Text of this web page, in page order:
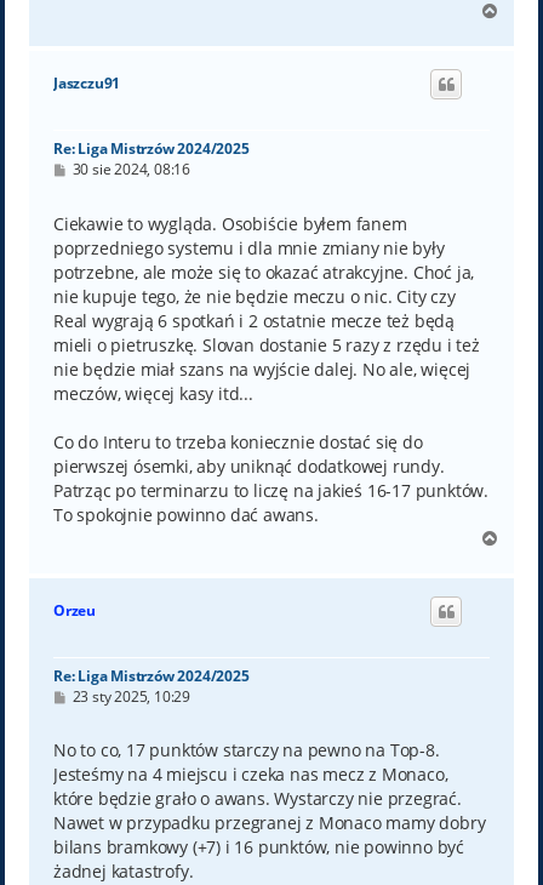
g
Jaszczu91
Re: Liga Mistrzów 2024/2025
P
t
30 sie 2024, 08:16
Ciekawie to wygląda. Osobiście byłem fanem
poprzedniego systemu i dla mnie zmiany nie były
potrzebne, ale może się to okazać atrakcyjne. Choć ja,
nie kupuje tego, że nie będzie meczu o nic. City czy
Real wygrają 6 spotkań i 2 ostatnie mecze też będą
mieli o pietruszkę. Slovan dostanie 5 razy z rzędu i też
nie będzie miał szans na wyjście dalej. No ale, więcej
meczów, więcej kasy itd...
Co do Interu to trzeba koniecznie dostać się do
pierwszej ósemki, aby uniknąć dodatkowej rundy.
Patrząc po terminarzu to liczę na jakieś 16-17 punktów.
To spokojnie powinno dać awans.
g
Orzeu
Re: Liga Mistrzów 2024/2025
P
t
23 sty 2025, 10:29
No to co, 17 punktów starczy na pewno na Top-8.
Jesteśmy na 4 miejscu i czeka nas mecz z Monaco,
które będzie grało o awans. Wystarczy nie przegrać.
Nawet w przypadku przegranej z Monaco mamy dobry
bilans bramkowy (+7) i 16 punktów, nie powinno być
żadnej katastrofy.